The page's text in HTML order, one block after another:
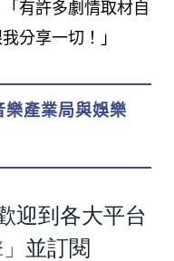
有許多劇情取材自
分享一切！」
樂產業局與娛樂
迎到各大平台
並訂閱